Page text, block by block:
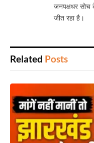
जनपक्षधर सोच
जीत रहा है।
Related Posts